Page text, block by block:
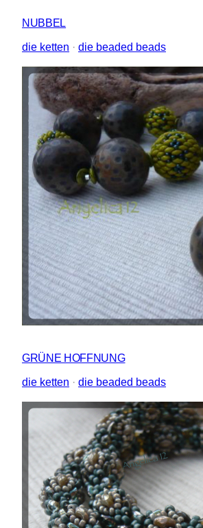
NUBBEL
die ketten · die beaded beads
GRÜNE HOFFNUNG
die ketten · die beaded beads